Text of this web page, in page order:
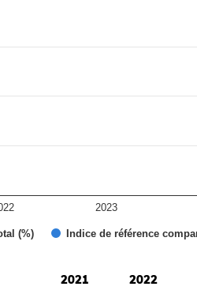
(%) Indice de référence
2023
2021
2022